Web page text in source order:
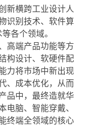
新横跨工业设计人
识别技术、软件算
各个领域。
高端产品功能等方
构设计、软硬件配
力将市场中新出现
、成本优化，从而
品中，最终造就华
电脑、智能穿戴、
终端全领域的核心